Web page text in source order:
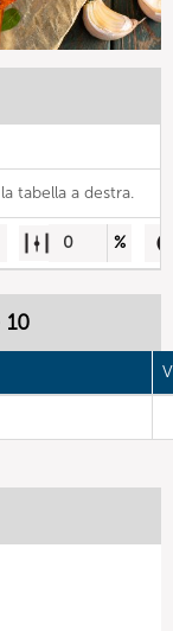
tabella a destra.
0 %